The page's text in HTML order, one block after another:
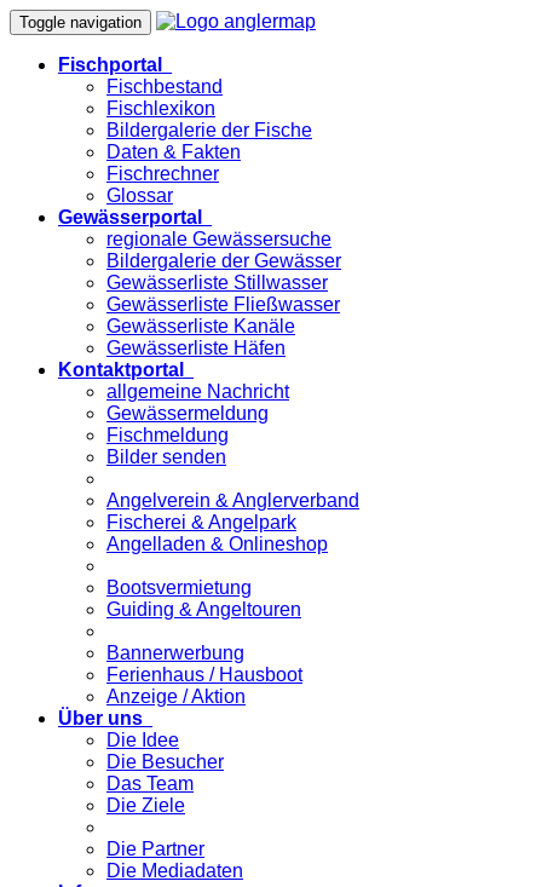
Toggle navigation
Fischportal
Fischbestand
Fischlexikon
Bildergalerie der Fische
Daten & Fakten
Fischrechner
Glossar
Gewässerportal
regionale Gewässersuche
Bildergalerie der Gewässer
Gewässerliste Stillwasser
Gewässerliste Fließwasser
Gewässerliste Kanäle
Gewässerliste Häfen
Kontaktportal
allgemeine Nachricht
Gewässermeldung
Fischmeldung
Bilder senden
Angelverein & Anglerverband
Fischerei & Angelpark
Angelladen & Onlineshop
Bootsvermietung
Guiding & Angeltouren
Bannerwerbung
Ferienhaus / Hausboot
Anzeige / Aktion
Über uns
Die Idee
Die Besucher
Das Team
Die Ziele
Die Partner
Die Mediadaten